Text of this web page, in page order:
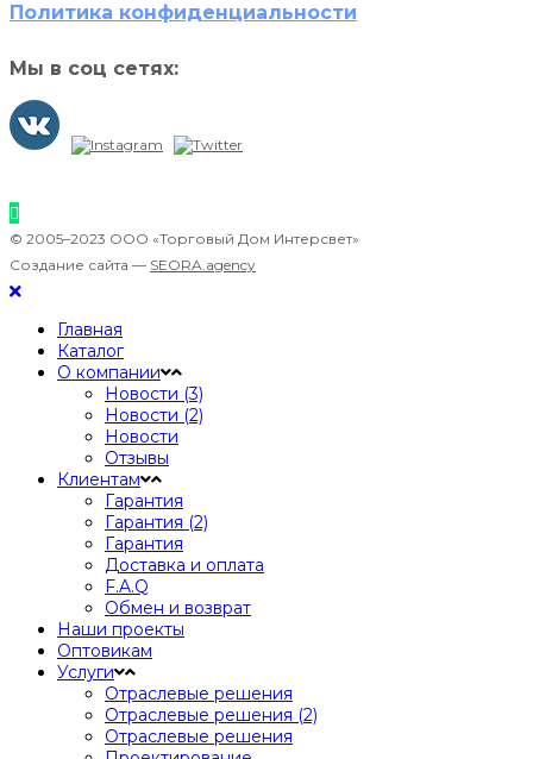
Политика конфиденциальности
Мы в соц сетях:
© 2005–2023 ООО «Торговый Дом Интерсвет»
Создание сайта — SEORA.agency
Главная
Каталог
О компании
Новости (3)
Новости (2)
Новости
Отзывы
Клиентам
Гарантия
Гарантия (2)
Гарантия
Доставка и оплата
F.A.Q
Обмен и возврат
Наши проекты
Оптовикам
Услуги
Отраслевые решения
Отраслевые решения (2)
Отраслевые решения